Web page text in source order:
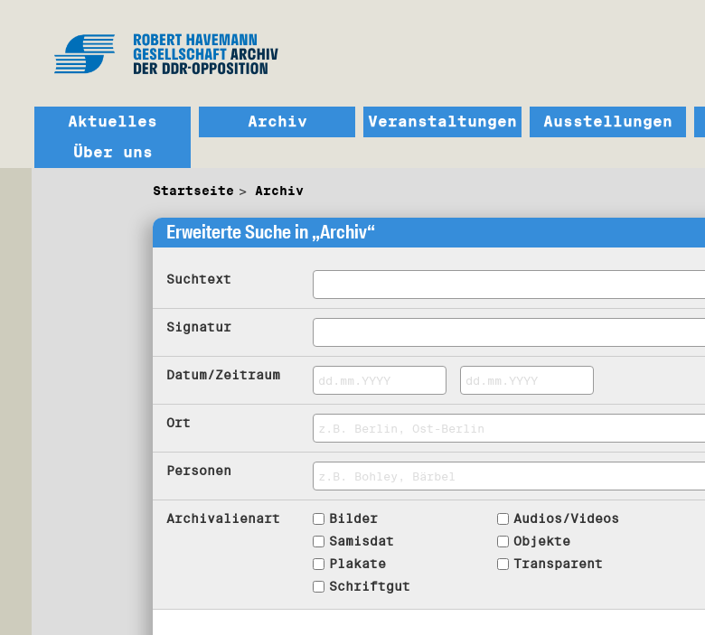
Aktuelles Archiv Veranstaltungen Ausstellungen
Über uns
Startseite Archiv
Erweiterte Suche in „Archiv“
Suchtext
Signatur
Datum/Zeitraum
Ort
Personen
Archivalienart
Bilder
Samisdat
Plakate
Schriftgut
Audios/Videos
Objekte
Transparent